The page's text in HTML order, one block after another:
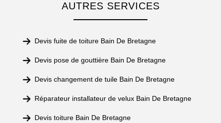
AUTRES SERVICES
Devis fuite de toiture Bain De Bretagne
Devis pose de gouttière Bain De Bretagne
Devis changement de tuile Bain De Bretagne
Réparateur installateur de velux Bain De Bretagne
Devis toiture Bain De Bretagne